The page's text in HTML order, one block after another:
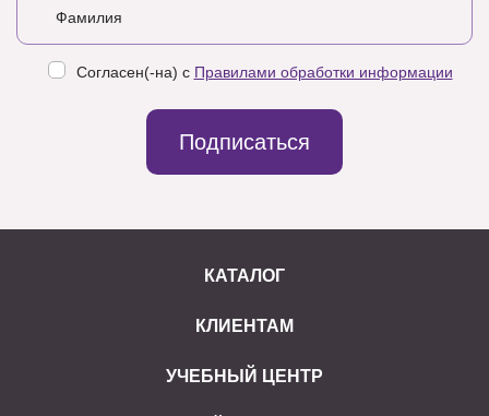
Согласен(-на) с Правилами обработки информации
Подписаться
КАТАЛОГ
КЛИЕНТАМ
УЧЕБНЫЙ ЦЕНТР